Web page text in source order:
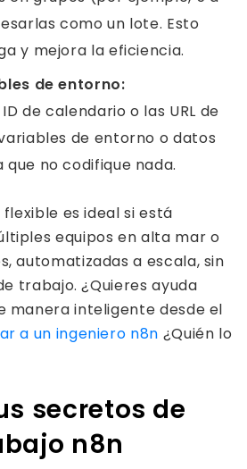
como un lote. Esto
y mejora la eficiencia.
de entorno:
de calendario o las URL de
de entorno o datos
no codifique nada.
es ideal si está
equipos en alta mar o
automatizadas a escala, sin
trabajo. ¿Quieres ayuda
manera inteligente desde el
a un ingeniero n8n ¿Quién lo
secretos de
n8n